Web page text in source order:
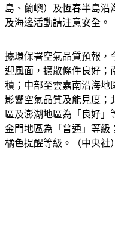
島、蘭嶼）及恆春半島沿
及海邊活動請注意安全。
據環保署空氣品質預報，
迎風面，擴散條件良好；
積；中部至雲嘉南沿海地
影響空氣品質及能見度；
區及澎湖地區為「良好」
金門地區為「普通」等級
橘色提醒等級。（中央社）